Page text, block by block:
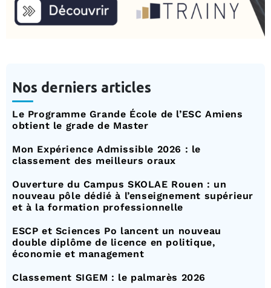
Nos derniers articles
Le Programme Grande École de l’ESC Amiens
obtient le grade de Master
Mon Expérience Admissible 2026 : le
classement des meilleurs oraux
Ouverture du Campus SKOLAE Rouen : un
nouveau pôle dédié à l’enseignement supérieur
et à la formation professionnelle
ESCP et Sciences Po lancent un nouveau
double diplôme de licence en politique,
économie et management
Classement SIGEM : le palmarès 2026